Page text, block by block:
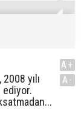
yılı
A+
A-